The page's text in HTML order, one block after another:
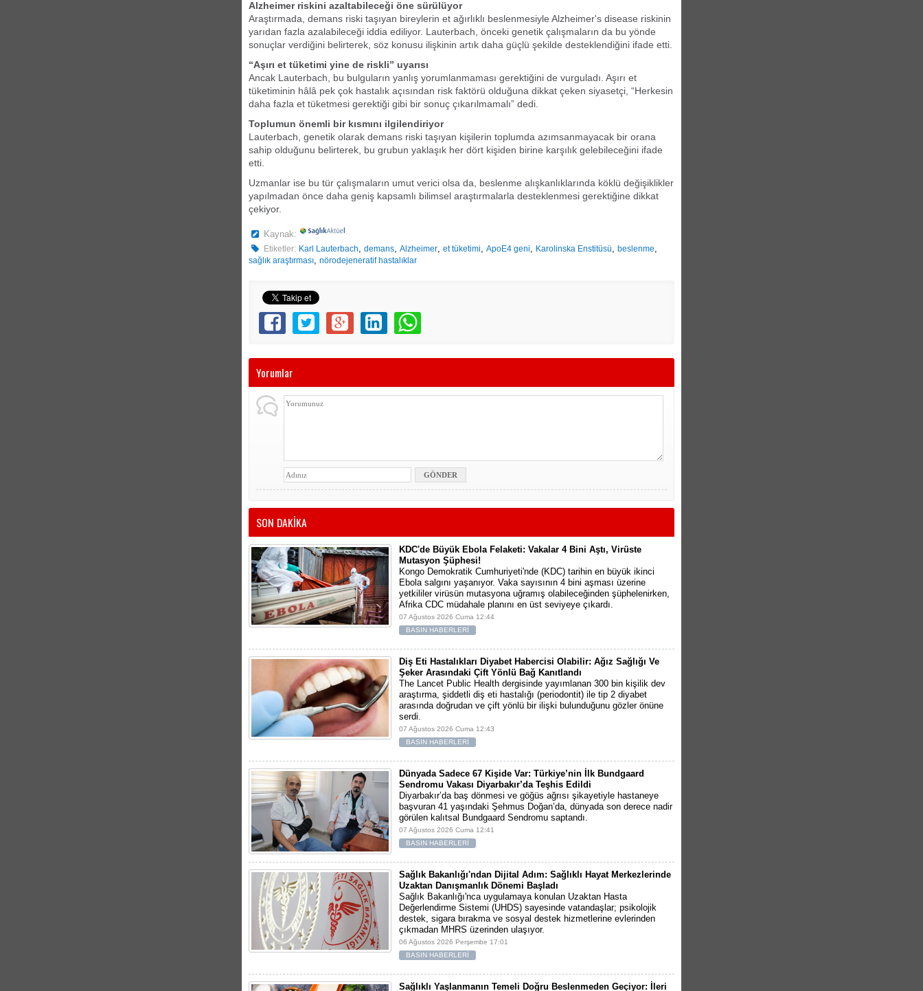
Alzheimer riskini azaltabileceği öne sürülüyor
Araştırmada, demans riski taşıyan bireylerin et ağırlıklı beslenmesiyle Alzheimer's disease riskinin
yarıdan fazla azalabileceği iddia ediliyor. Lauterbach, önceki genetik çalışmaların da bu yönde
sonuçlar verdiğini belirterek, söz konusu ilişkinin artık daha güçlü şekilde desteklendiğini ifade etti.
“Aşırı et tüketimi yine de riskli” uyarısı
Ancak Lauterbach, bu bulguların yanlış yorumlanmaması gerektiğini de vurguladı. Aşırı et
tüketiminin hâlâ pek çok hastalık açısından risk faktörü olduğuna dikkat çeken siyasetçi, “Herkesin
daha fazla et tüketmesi gerektiği gibi bir sonuç çıkarılmamalı” dedi.
Toplumun önemli bir kısmını ilgilendiriyor
Lauterbach, genetik olarak demans riski taşıyan kişilerin toplumda azımsanmayacak bir orana
sahip olduğunu belirterek, bu grubun yaklaşık her dört kişiden birine karşılık gelebileceğini ifade
etti.
Uzmanlar ise bu tür çalışmaların umut verici olsa da, beslenme alışkanlıklarında köklü değişiklikler
yapılmadan önce daha geniş kapsamlı bilimsel araştırmalarla desteklenmesi gerektiğine dikkat
çekiyor.
Kaynak:
Etiketler: Karl Lauterbach,demans,Alzheimer,et tüketimi,ApoE4 geni, Karolinska Enstitüsü,beslenme,
sağlık araştırması, nörodejeneratif hastalıklar
Yorumlar
SON DAKİKA
KDC'de Büyük Ebola Felaketi: Vakalar 4 Bini Aştı, Virüste
Mutasyon Şüphesi!
Kongo Demokratik Cumhuriyeti'nde (KDC) tarihin en büyük ikinci
Ebola salgını yaşanıyor. Vaka sayısının 4 bini aşması üzerine
yetkililer virüsün mutasyona uğramış olabileceğinden şüphelenirken,
Afrika CDC müdahale planını en üst seviyeye çıkardı.
07 Ağustos 2026 Cuma 12:44
BASIN HABERLERİ
Diş Eti Hastalıkları Diyabet Habercisi Olabilir: Ağız Sağlığı Ve
Şeker Arasındaki Çift Yönlü Bağ Kanıtlandı
The Lancet Public Health dergisinde yayımlanan 300 bin kişilik dev
araştırma, şiddetli diş eti hastalığı (periodontit) ile tip 2 diyabet
arasında doğrudan ve çift yönlü bir ilişki bulunduğunu gözler önüne
serdi.
07 Ağustos 2026 Cuma 12:43
BASIN HABERLERİ
Dünyada Sadece 67 Kişide Var: Türkiye’nin İlk Bundgaard
Sendromu Vakası Diyarbakır’da Teşhis Edildi
Diyarbakır’da baş dönmesi ve göğüs ağrısı şikayetiyle hastaneye
başvuran 41 yaşındaki Şehmus Doğan’da, dünyada son derece nadir
görülen kalıtsal Bundgaard Sendromu saptandı.
07 Ağustos 2026 Cuma 12:41
BASIN HABERLERİ
Sağlık Bakanlığı'ndan Dijital Adım: Sağlıklı Hayat Merkezlerinde
Uzaktan Danışmanlık Dönemi Başladı
Sağlık Bakanlığı'nca uygulamaya konulan Uzaktan Hasta
Değerlendirme Sistemi (UHDS) sayesinde vatandaşlar; psikolojik
destek, sigara bırakma ve sosyal destek hizmetlerine evlerinden
çıkmadan MHRS üzerinden ulaşıyor.
06 Ağustos 2026 Perşembe 17:01
BASIN HABERLERİ
Sağlıklı Yaşlanmanın Temeli Doğru Beslenmeden Geçiyor: İleri